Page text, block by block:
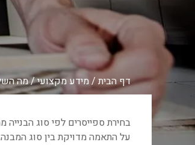
דף הבית/מידע מקצועי/מה
בחירת ספייסרים לפי סוג
על התאמה מדויקת בין סוג